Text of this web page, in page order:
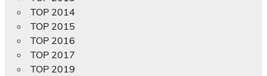
TOP 2014
TOP 2015
TOP 2016
TOP 2017
TOP 2019